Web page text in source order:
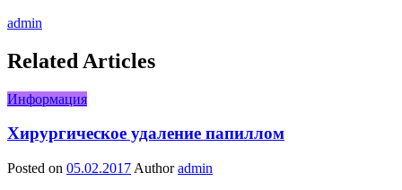
admin
Related Articles
Информация
Хирургическое удаление папиллом
Posted on 05.02.2017 Author admin